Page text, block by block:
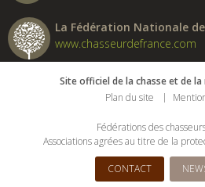
La Fédération Nationale
www.chasseurdefrance.com
Site officiel de la chasse et de
Plan du site
Fédérations des
Associations agrées au titre de la
CONTACT